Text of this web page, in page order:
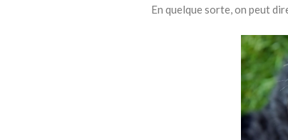
En quelque sorte, on peut